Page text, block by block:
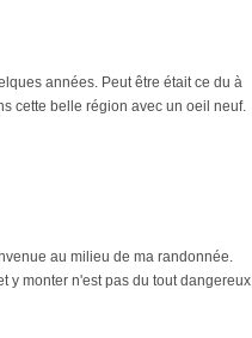
années. Peut être était ce du à
cette belle région avec un oeil neuf.
au milieu de ma randonnée.
y monter n'est pas du tout dangereux,